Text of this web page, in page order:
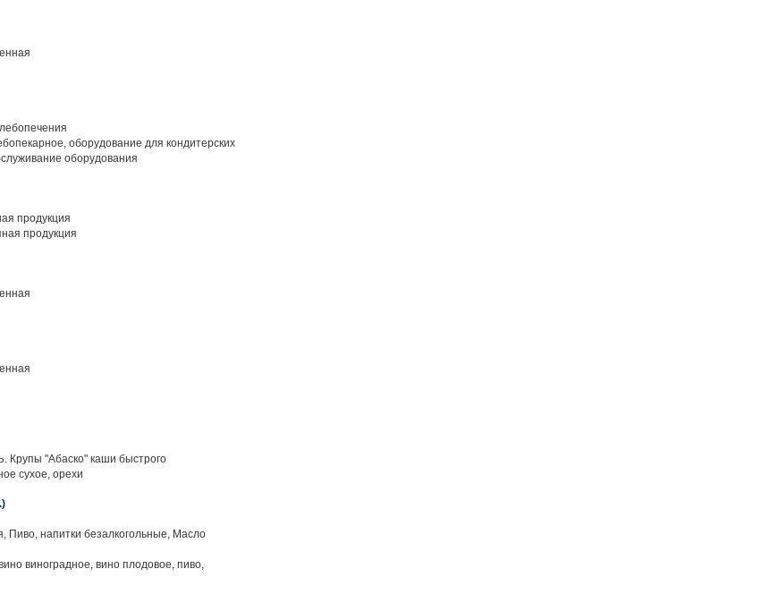
оборудование для кондитерских
оборудования
продукция
продукция
"Абаско" каши быстрого
сухое, орехи
Пиво, напитки безалкогольные, Масло
виноградное, вино плодовое, пиво,